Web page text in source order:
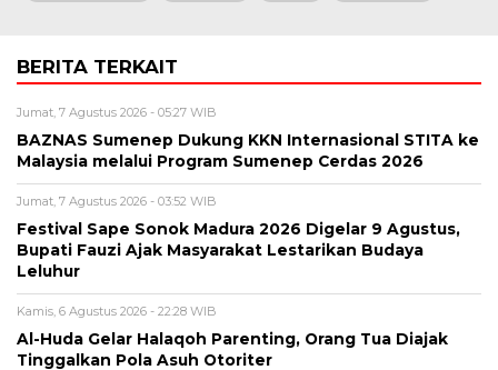
BERITA TERKAIT
Jumat, 7 Agustus 2026 - 05:27 WIB
BAZNAS Sumenep Dukung KKN Internasional STITA ke
Malaysia melalui Program Sumenep Cerdas 2026
Jumat, 7 Agustus 2026 - 03:52 WIB
Festival Sape Sonok Madura 2026 Digelar 9 Agustus,
Bupati Fauzi Ajak Masyarakat Lestarikan Budaya
Leluhur
Kamis, 6 Agustus 2026 - 22:28 WIB
Al-Huda Gelar Halaqoh Parenting, Orang Tua Diajak
Tinggalkan Pola Asuh Otoriter